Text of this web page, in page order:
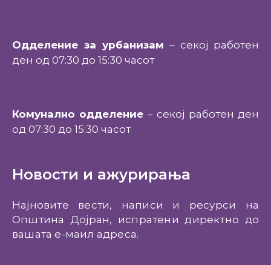
Одделение за урбанизам – секој работен
ден од 07:30 до 15:30 часот
Комунално одделение – секој работен ден
од 07:30 до 15:30 часот
Новости и ажурирања
Најновите вести, написи и ресурси на
Општина Дојран, испратени директно до
вашата е-маил адреса.